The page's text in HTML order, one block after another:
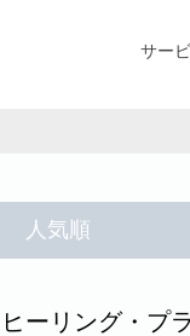
サー
人気順
ヒーリング・プ